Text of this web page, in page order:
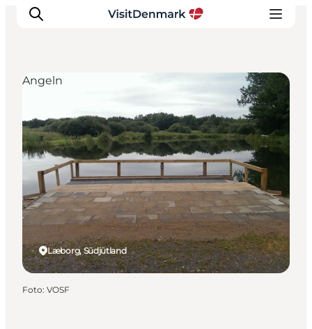
Inspiration
Regionen
Erlebnisse
Unterkünfte
Reiseplanung
Læborg, Südjütland
Angeln
Foto: VOSF